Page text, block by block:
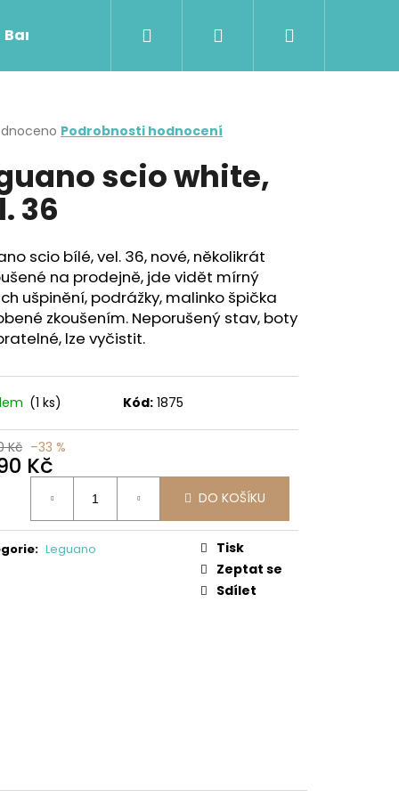
Barefoot obuv Skinners Rooty RUG
Přihlášení
Podrobnosti hodnocení
scio white,
36
scio bílé, vel. 36, nové, několikrát
na prodejně, jde vidět mírný
ušpinění, podrážky, malinko špička
zkoušením. Neporušený stav, boty
lze vyčistit.
(1 ks) Kód: 1875
Kč –33 %
Kč
DO KOŠÍKU
: Leguano
Tisk
Zeptat se
Sdílet
SD/W/NL BEN